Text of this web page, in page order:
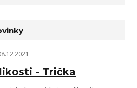
- Trička